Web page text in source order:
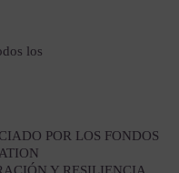
los
POR LOS FONDOS